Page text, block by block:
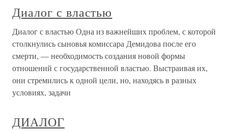
Диалог с властью
Диалог с властью Одна из важнейших проблем, с которой
столкнулись сыновья комиссара Демидова после его
смерти, — необходимость создания новой формы
отношений с государственной властью. Выстраивая их,
они стремились к одной цели, но, находясь в разных
условиях, задачи
ДИАЛОГ